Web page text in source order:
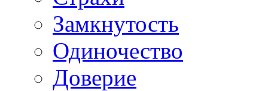
Замкнутость
Одиночество
Доверие